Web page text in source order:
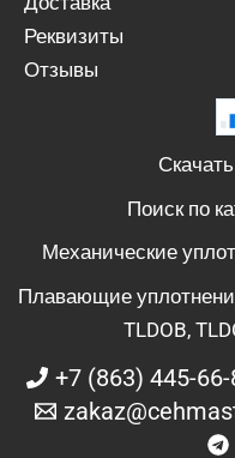
Реквизиты
Отзывы
Поиск по
Механические
Плавающие
TLDOB,
+7 (863) 445-66-